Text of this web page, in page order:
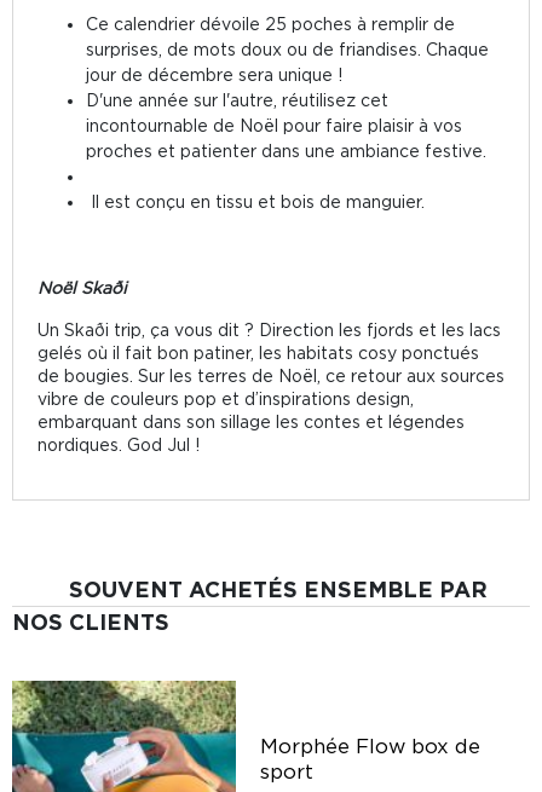
Ce calendrier dévoile 25 poches à remplir de
surprises, de mots doux ou de friandises. Chaque
jour de décembre sera unique !
D'une année sur l'autre, réutilisez cet
incontournable de Noël pour faire plaisir à vos
proches et patienter dans une ambiance festive.
Il est conçu en tissu et bois de manguier.
Noël Skaði
Un Skaði trip, ça vous dit ? Direction les fjords et les lacs
gelés où il fait bon patiner, les habitats cosy ponctués
de bougies. Sur les terres de Noël, ce retour aux sources
vibre de couleurs pop et d’inspirations design,
embarquant dans son sillage les contes et légendes
nordiques. God Jul !
SOUVENT ACHETÉS ENSEMBLE PAR
NOS CLIENTS
Morphée Flow box de
sport